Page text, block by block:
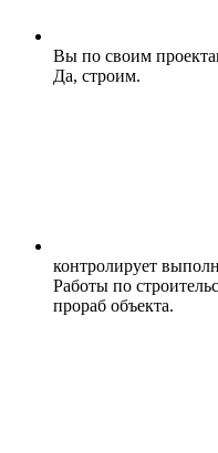
Вы по своим
Да, строим.
контролирует
Работы по
прораб объекта.